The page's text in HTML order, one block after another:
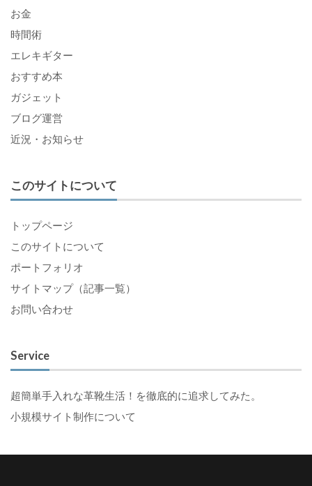
お金
時間術
エレキギター
おすすめ本
ガジェット
ブログ運営
近況・お知らせ
このサイトについて
トップページ
このサイトについて
ポートフォリオ
サイトマップ（記事一覧）
お問い合わせ
Service
超簡単手入れな革靴生活！を徹底的に追求してみた。
小規模サイト制作について